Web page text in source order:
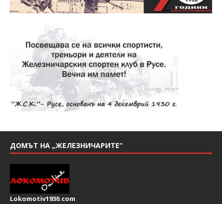
ДОМЪТ НА „ЖЕЛЕЗНИЧАРИТЕ“
Lokomotiv1930.com